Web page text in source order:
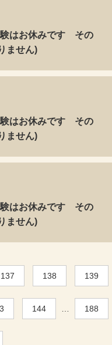
はお休みです その
ません)
はお休みです その
ません)
はお休みです その
ません)
137 138 139
144 188